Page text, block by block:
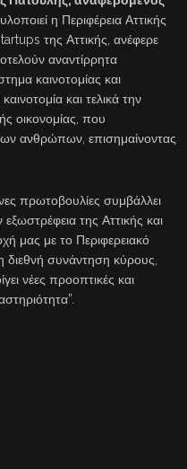
η Περιφέρεια Αττικής
της Αττικής, ανέφερε
αναντίρρητα
καινοτομίας και
και τελικά την
οικονομίας, που
ανθρώπων, επισημαίνοντας
πρωτοβουλίες συμβάλλει
της Αττικής και
μας με το Περιφερειακό
διεθνή συνάντηση κύρους,
νέες προοπτικές και